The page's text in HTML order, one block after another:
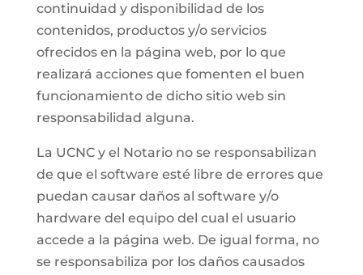
continuidad y disponibilidad de los
contenidos, productos y/o servicios
ofrecidos en la página web, por lo que
realizará acciones que fomenten el buen
funcionamiento de dicho sitio web sin
responsabilidad alguna.
La UCNC y el Notario no se responsabilizan
de que el software esté libre de errores que
puedan causar daños al software y/o
hardware del equipo del cual el usuario
accede a la página web. De igual forma, no
se responsabiliza por los daños causados